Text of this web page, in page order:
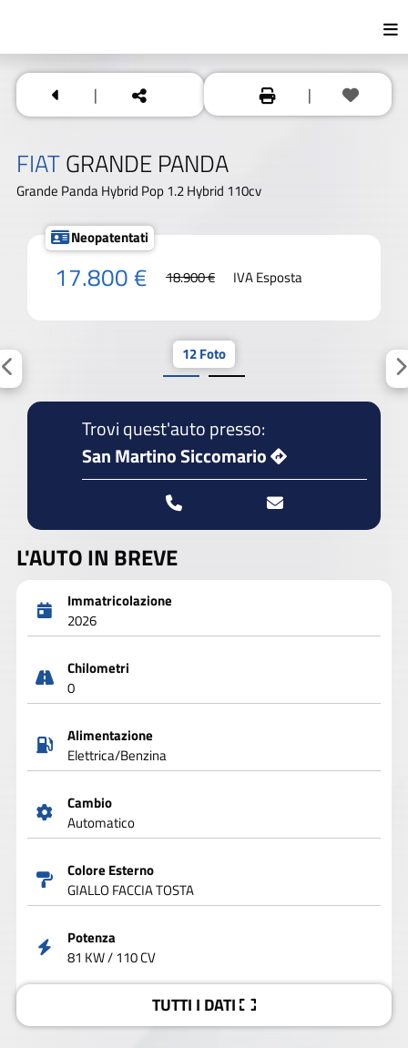
| |
FIATGRANDE PANDA
Grande Panda Hybrid Pop 1.2 Hybrid 110cv
Neopatentati
17.800 € 18.900 € IVA Esposta
12 Foto
Trovi quest'auto presso:
San Martino Siccomario
L'AUTO IN BREVE
Immatricolazione
2026
Chilometri
0
Alimentazione
Elettrica/Benzina
Cambio
Automatico
Colore Esterno
GIALLO FACCIA TOSTA
Potenza
81 KW / 110 CV
TUTTI I DATI